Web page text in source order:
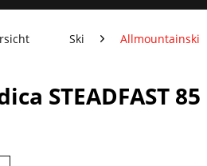
Ski Allmountainski
STEADFAST